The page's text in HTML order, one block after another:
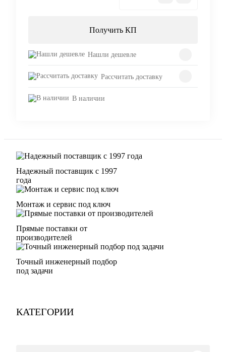
Получить КП
Нашли дешевле
Рассчитать доставку
В наличии
Надежный поставщик с 1997
года
Монтаж и сервис под ключ
Прямые поставки от
производителей
Точный инженерный подбор
под задачи
КАТЕГОРИИ